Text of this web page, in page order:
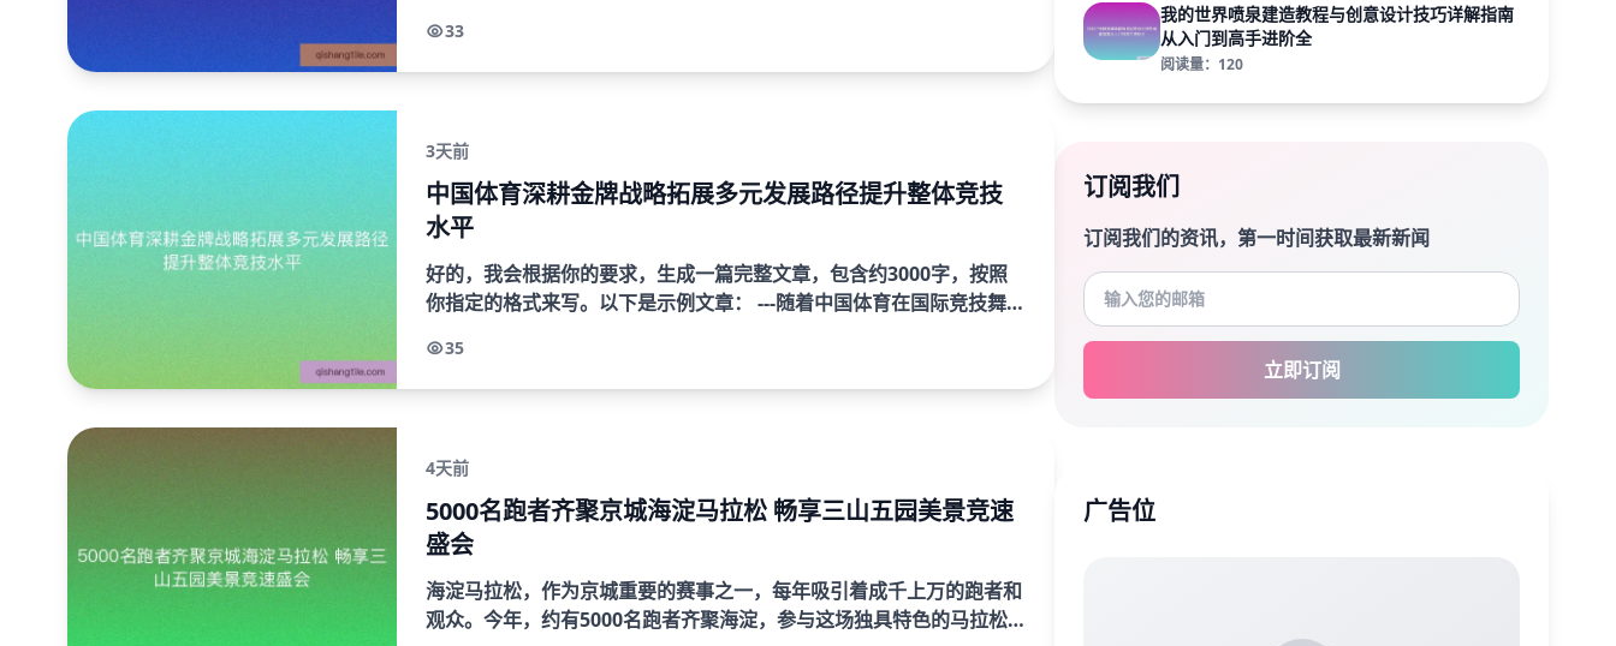
完整客户端的获取...
33
3天前
中国体育深耕金牌战略拓展多元发展路径提升整体竞技
水平
好的，我会根据你的要求，生成一篇完整文章，包含约3000字，按照
你指定的格式来写。以下是示例文章： ---随着中国体育在国际竞技舞台
年...
35
4天前
5000名跑者齐聚京城海淀马拉松 畅享三山五园美景竞速
盛会
海淀马拉松，作为京城重要的赛事之一，每年吸引着成千上万的跑者和
观众。今年，约有5000名跑者齐聚海淀，参与这场独具特色的马拉松
我的世界喷泉建造教程与创意设计技巧详解指南
从入门到高手进阶全
阅读量：120
订阅我们
订阅我们的资讯，第一时间获取最新新闻
立即订阅
广告位